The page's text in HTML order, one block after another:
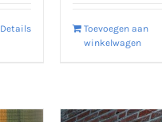
Details
Toevoegen aan
winkelwagen